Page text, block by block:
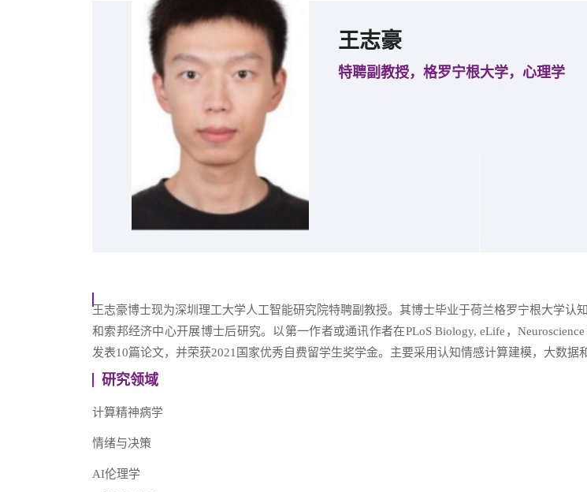
王志豪
特聘副教授，格罗宁根大学，心理学
王志豪博士现为深圳理工大学人工智能研究院特聘副教授。其博士毕业于荷兰格罗宁根大学
和索邦经济中心开展博士后研究。以第一作者或通讯作者在PLoS Biology, eLife，
发表10篇论文，并荣获2021国家优秀自费留学生奖学金。主要采用认知情感计算建模，大数据
研究领域
计算精神病学
情绪与决策
AI伦理学